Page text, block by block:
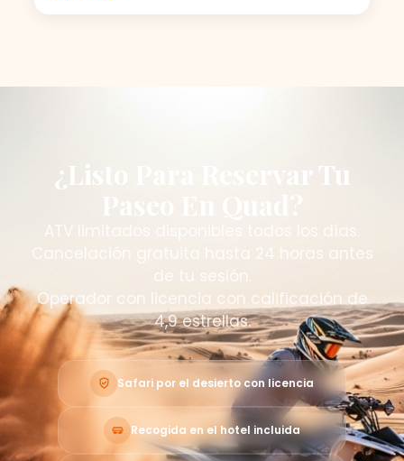
¿Listo Para Reservar Tu
Paseo En Quad?
ATV limitados disponibles todos los días.
Cancelación gratuita hasta 24 horas antes
de tu sesión.
Operador con licencia con calificación de
4,9 estrellas.
Safari por el desierto con licencia
Recogida en el hotel incluida